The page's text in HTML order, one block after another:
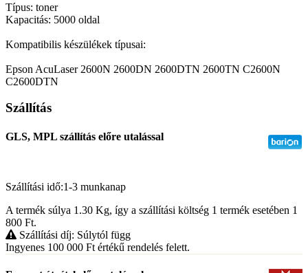
Típus: toner
Kapacitás: 5000 oldal
Kompatibilis készülékek típusai:
Epson AcuLaser 2600N 2600DN 2600DTN 2600TN C2600N
C2600DTN
Szállítás
GLS, MPL szállítás előre utalással
Szállítási idő:1-3 munkanap
A termék súlya 1.30 Kg, így a szállítási költség 1 termék esetében 1
800 Ft.
Szállítási díj: Súlytól függ
Ingyenes 100 000 Ft értékű rendelés felett.